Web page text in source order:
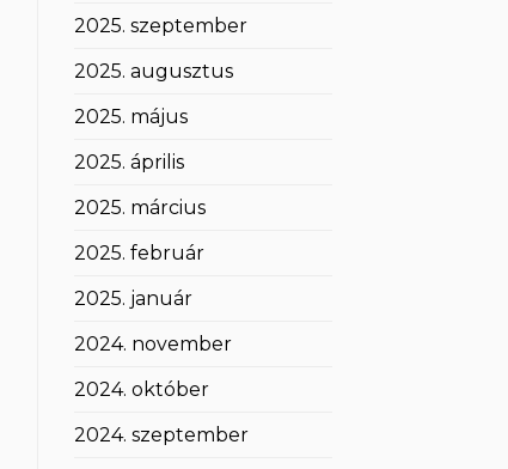
2025. szeptember
2025. augusztus
2025. május
2025. április
2025. március
2025. február
2025. január
2024. november
2024. október
2024. szeptember